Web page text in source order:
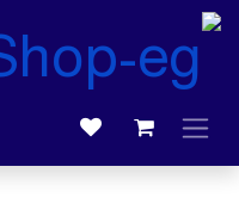
تخطي للذهاب إلى المحتوى